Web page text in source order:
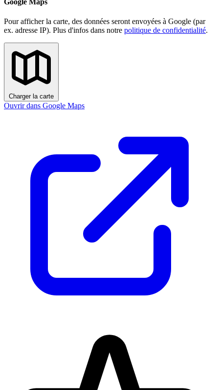
Google Maps
Pour afficher la carte, des données seront envoyées à Google (par
ex. adresse IP). Plus d'infos dans notre politique de confidentialité.
Charger la carte
Ouvrir dans Google Maps